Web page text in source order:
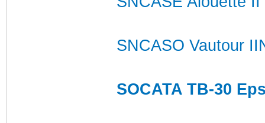
SNCASO Vautour
SOCATA TB-30